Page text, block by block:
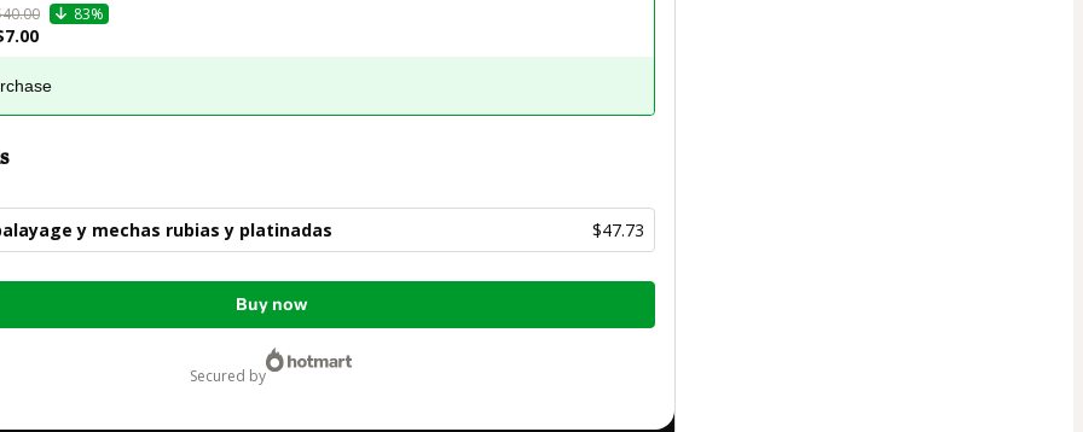
83%
y mechas rubias y platinadas $47.73
Buy now
secured by